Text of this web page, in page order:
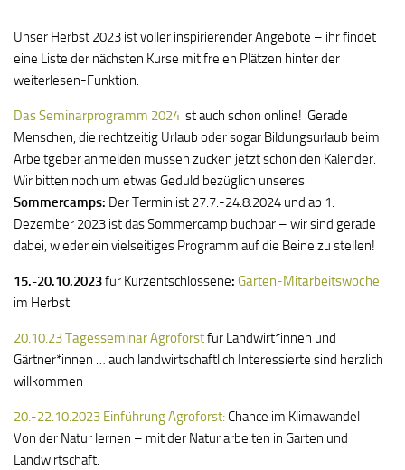
Unser Herbst 2023 ist voller inspirierender Angebote – ihr findet
eine Liste der nächsten Kurse mit freien Plätzen hinter der
weiterlesen-Funktion.
Das Seminarprogramm 2024 ist auch schon online! Gerade
Menschen, die rechtzeitig Urlaub oder sogar Bildungsurlaub beim
Arbeitgeber anmelden müssen zücken jetzt schon den Kalender.
Wir bitten noch um etwas Geduld bezüglich unseres
Sommercamps: Der Termin ist 27.7.-24.8.2024 und ab 1.
Dezember 2023 ist das Sommercamp buchbar – wir sind gerade
dabei, wieder ein vielseitiges Programm auf die Beine zu stellen!
15.-20.10.2023für Kurzentschlossene: Garten-Mitarbeitswoche
im Herbst.
20.10.23 Tagesseminar Agroforstfür Landwirt*innen und
Gärtner*innen … auch landwirtschaftlich Interessierte sind herzlich
willkommen
20.-22.10.2023 Einführung Agroforst: Chance im Klimawandel
Von der Natur lernen – mit der Natur arbeiten in Garten und
Landwirtschaft.